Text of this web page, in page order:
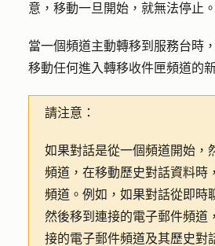
意，移動一旦開始，就無法停止。
當一個頻道主動轉移到服務台時
移動任何進入轉移收件匣頻道的
請注意：
如果對話是從一個頻道開始，
頻道，在移動歷史對話資料時
頻道。例如，如果對話從即時
然後移到連接的電子郵件頻道
接的電子郵件頻道及其歷史對